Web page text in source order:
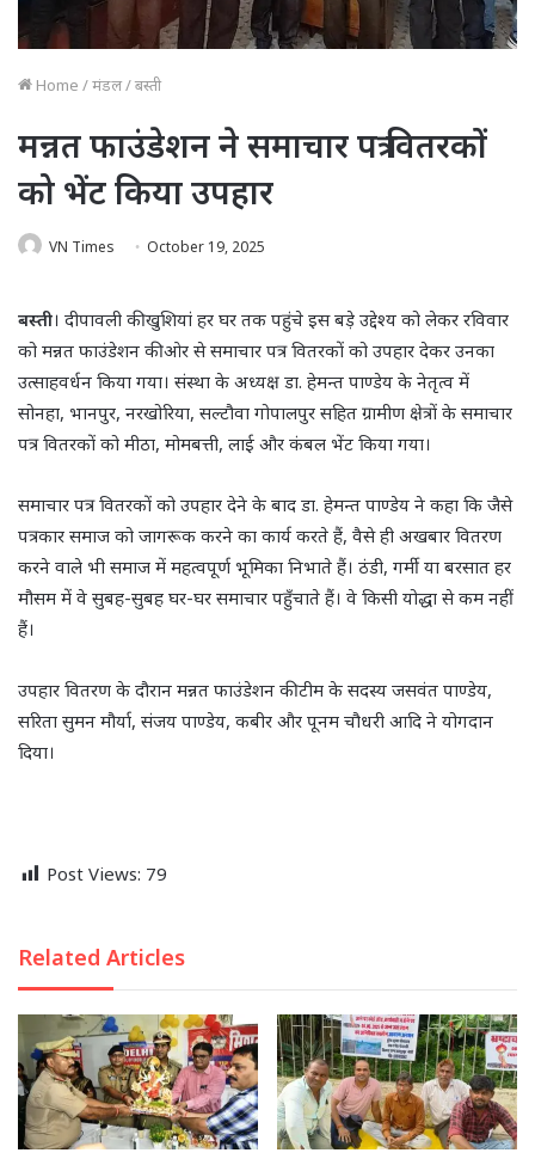
Home /मंडल/बस्ती
मन्नत फाउंडेशन ने समाचार पत्र वितरकों
को भेंट किया उपहार
VN Times October 19, 2025
बस्ती। दीपावली की खुशियां हर घर तक पहुंचे इस बड़े उद्देश्य को लेकर रविवार
को मन्नत फाउंडेशन की ओर से समाचार पत्र वितरकों को उपहार देकर उनका
उत्साहवर्धन किया गया। संस्था के अध्यक्ष डा. हेमन्त पाण्डेय के नेतृत्व में
सोनहा, भानपुर, नरखोरिया, सल्टौवा गोपालपुर सहित ग्रामीण क्षेत्रों के समाचार
पत्र वितरकों को मीठा, मोमबत्ती, लाई और कंबल भेंट किया गया।
समाचार पत्र वितरकों को उपहार देने के बाद डा. हेमन्त पाण्डेय ने कहा कि जैसे
पत्रकार समाज को जागरूक करने का कार्य करते हैं, वैसे ही अखबार वितरण
करने वाले भी समाज में महत्वपूर्ण भूमिका निभाते हैं। ठंडी, गर्मी या बरसात हर
मौसम में वे सुबह-सुबह घर-घर समाचार पहुँचाते हैं। वे किसी योद्धा से कम नहीं
हैं।
उपहार वितरण के दौरान मन्नत फाउंडेशन की टीम के सदस्य जसवंत पाण्डेय,
सरिता सुमन मौर्या, संजय पाण्डेय, कबीर और पूनम चौधरी आदि ने योगदान
दिया।
Post Views: 79
Related Articles